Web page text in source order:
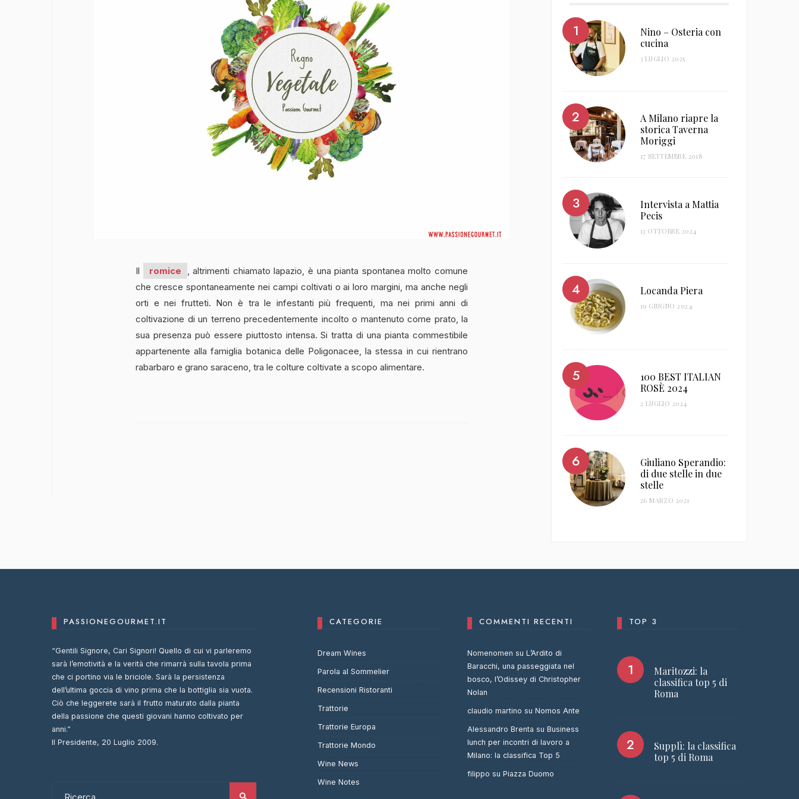
Il romice
, altrimenti chiamato lapazio, è una pianta spontanea molto comune
che cresce spontaneamente nei campi coltivati o ai loro margini, ma anche negli
orti e nei frutteti. Non è tra le infestanti più frequenti, ma nei primi anni di
coltivazione di un terreno precedentemente incolto o mantenuto come prato, la
sua presenza può essere piuttosto intensa. Si tratta di una pianta commestibile
appartenente alla famiglia botanica delle Poligonacee, la stessa in cui rientrano
rabarbaro e grano saraceno, tra le colture coltivate a scopo alimentare.
Nino – Osteria con
cucina
3 LUGLIO 2025
A Milano riapre la
storica Taverna
Moriggi
17 SETTEMBRE 2018
Intervista a Mattia
Pecis
13 OTTOBRE 2024
Locanda Piera
19 GIUGNO 2024
100 BEST ITALIAN
ROSÈ 2024
2 LUGLIO 2024
Giuliano Sperandio:
di due stelle in due
stelle
26 MARZO 2021
PASSIONEGOURMET.IT
“Gentili Signore, Cari Signori! Quello di cui vi parleremo
sarà l’emotività e la verità che rimarrà sulla tavola prima
che ci portino via le briciole. Sarà la persistenza
dell’ultima goccia di vino prima che la bottiglia sia vuota.
Ciò che leggerete sarà il frutto maturato dalla pianta
della passione che questi giovani hanno coltivato per
anni.”
Il Presidente, 20 Luglio 2009.
CATEGORIE
Dream Wines
Parola al Sommelier
Recensioni Ristoranti
Trattorie
Trattorie Europa
Trattorie Mondo
Wine News
Wine Notes
COMMENTI RECENTI
Nomenomen su L’Ardito di
Baracchi, una passeggiata nel
bosco, l’Odissey di Christopher
Nolan
claudio martino su Nomos Ante
Alessandro Brenta su Business
lunch per incontri di lavoro a
Milano: la classifica Top 5
filippo su Piazza Duomo
TOP 3
Maritozzi: la
classifica top 5 di
Roma
Supplì: la classifica
top 5 di Roma